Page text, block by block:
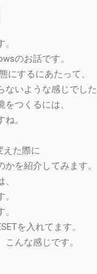
Link
のお話です。
にするにあたって、
ないような感じでし
つくるには、
。
えた際に
を紹介してみます。
を入れてます。
んな感じです。